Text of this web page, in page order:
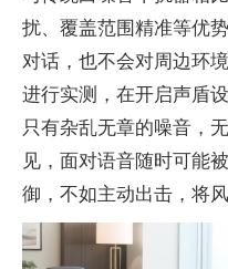
扰、覆盖范围精准等优
对话，也不会对周边环
进行实测，在开启声盾
只有杂乱无章的噪音，
见，面对语音随时可能
御，不如主动出击，将